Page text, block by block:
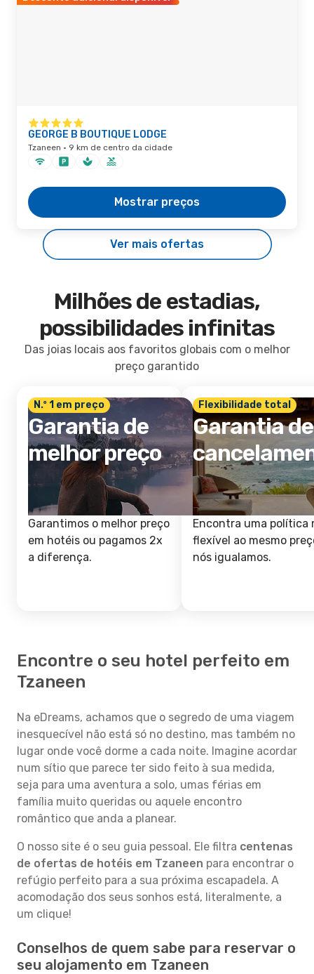
GEORGE B BOUTIQUE LODGE
Tzaneen · 9 km de centro da cidade
Mostrar preços
Ver mais ofertas
Milhões de estadias,
possibilidades infinitas
Das joias locais aos favoritos globais com o melhor
preço garantido
N.º 1 em preço
Garantia de
melhor preço
Garantimos o melhor preço
em hotéis ou pagamos 2x
a diferença.
Flexibilidade total
Garantia de
Encontra uma política
flexível ao mesmo
nós igualamos.
Encontre o seu hotel perfeito em
Tzaneen
Na eDreams, achamos que o segredo de uma viagem
inesquecível não está só no destino, mas também no
lugar onde você dorme a cada noite. Imagine acordar
num sítio que parece ter sido feito à sua medida,
seja para uma aventura a solo, umas férias em
família muito queridas ou aquele encontro
romântico que anda a planear.
O nosso site é o seu guia pessoal. Ele filtra centenas
de ofertas de hotéis em Tzaneen para encontrar o
refúgio perfeito para a sua próxima escapadela. A
acomodação dos seus sonhos está, literalmente, a
um clique!
Conselhos de quem sabe para reservar o
seu alojamento em Tzaneen